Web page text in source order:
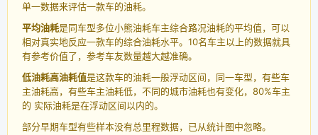
单一数据来评估一款车的油耗。
平均油耗是同车型多位小熊油耗车主综合路况油耗的平均值，可以
相对真实地反应一款车的综合油耗水平。10名车主以上的数据就具
有参考价值了，参考车友数量越大越准确。
低油耗高油耗值是这款车的油耗一般浮动区间，同一车型，有些车
主油耗高，有些车主油耗低，不同的城市油耗也有变化，80%车主
的 实际油耗是在浮动区间以内的。
部分早期车型有些样本没有总里程数据，已从统计图中忽略。